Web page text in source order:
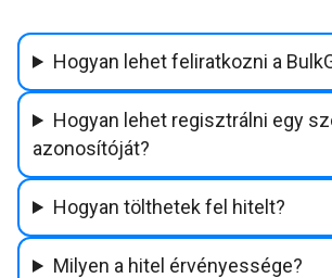
Hogyan lehet feliratkozni a
Hogyan lehet regisztrálni egy
azonosítóját?
Hogyan tölthetek fel hitelt?
Milyen a hitel érvényessége?